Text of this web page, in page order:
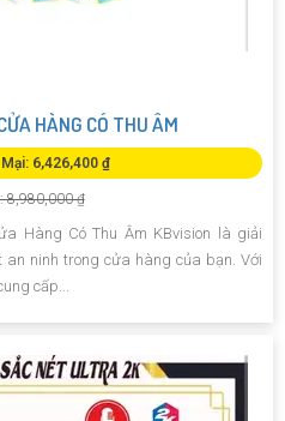
HÀNG CÓ THU ÂM
6,426,400 ₫
8,980,000 ₫
Hàng Có Thu Âm KBvision là giải
ninh trong cửa hàng của bạn. Với
cấp...